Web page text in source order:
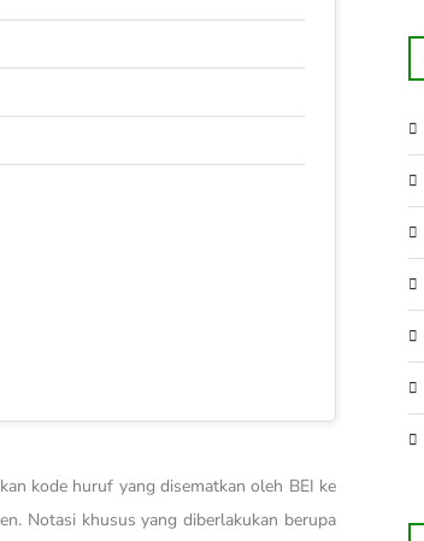
kode huruf yang disematkan oleh BEI ke
Notasi khusus yang diberlakukan berupa